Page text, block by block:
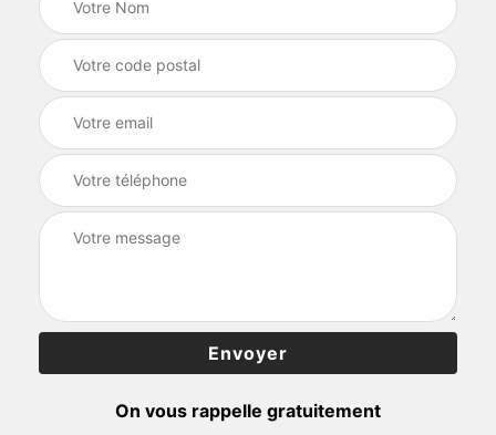
On vous rappelle gratuitement